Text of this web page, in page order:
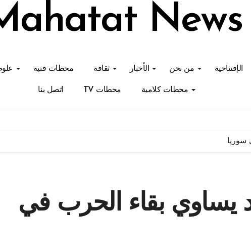
News
الإفتتاحية من نحن الأخبار ثقافة محطات فنية
محطات كلامية محطات TV اتصل بنا
سوريا
يساوي بقاء الحرب في